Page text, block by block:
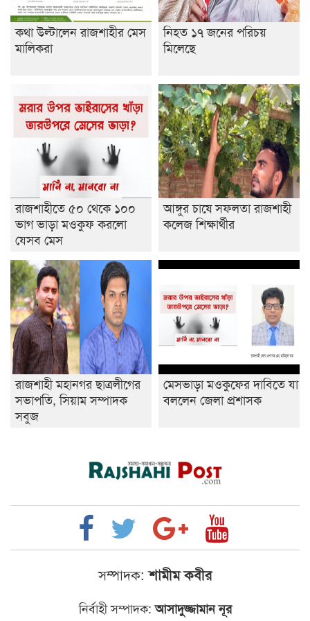
কথা উল্টালেন রাজশাহীর মেস
মালিকরা
নিহত ১৭ জনের পরিচয়
মিলেছে
রাজশাহীতে ৫০ থেকে ১০০
ভাগ ভাড়া মওকুফ করলো
যেসব মেস
আঙ্গুর চাষে সফলতা রাজশাহী
কলেজ শিক্ষার্থীর
রাজশাহী মহানগর ছাত্রলীগের
সভাপতি, সিয়াম সম্পাদক
সবুজ
মেসভাড়া মওকুফের দাবিতে যা
বললেন জেলা প্রশাসক
সম্পাদক: শামীম কবীর
নির্বাহী সম্পাদক:আসাদুজ্জামান নূর